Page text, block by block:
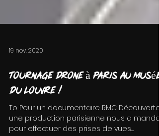
19 nov. 2020
Tournage drone à Paris au Musée
du Louvre !